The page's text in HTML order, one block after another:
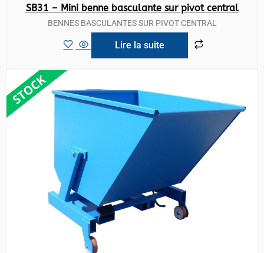
SB31 – Mini benne basculante sur pivot central
BENNES BASCULANTES SUR PIVOT CENTRAL
Lire la suite